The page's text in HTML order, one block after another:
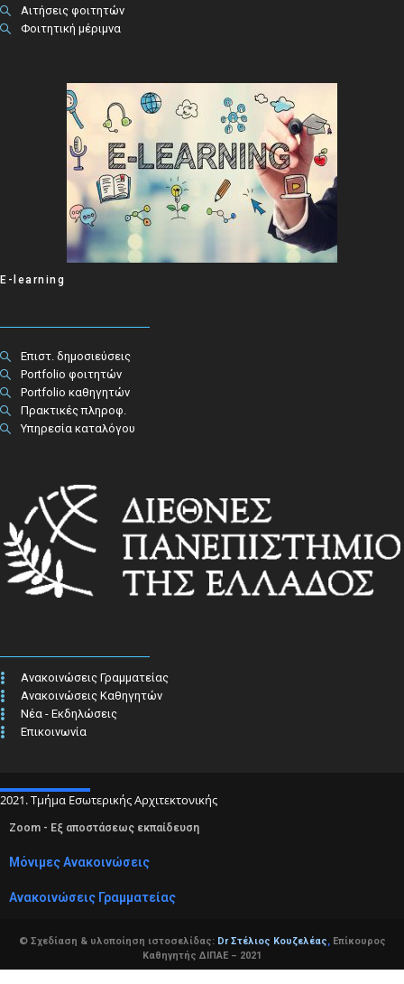
Αιτήσεις φοιτητών
Φοιτητική μέριμνα
E-learning
Επιστ. δημοσιεύσεις
Portfolio φοιτητών
Portfolio καθηγητών
Πρακτικές πληροφ.​
Υπηρεσία καταλόγου
Ανακοινώσεις Γραμματείας
Ανακοινώσεις Καθηγητών
Νέα - Εκδηλώσεις
Επικοινωνία
2021. Τμήμα Εσωτερικής Αρχιτεκτονικής
Zoom - Εξ αποστάσεως εκπαίδευση
Μόνιμες Ανακοινώσεις
Ανακοινώσεις Γραμματείας
© Σχεδίαση & υλοποίηση ιστοσελίδας: Dr Στέλιος Κουζελέας,Επίκουρος
Καθηγητής ΔΙΠΑΕ – 2021